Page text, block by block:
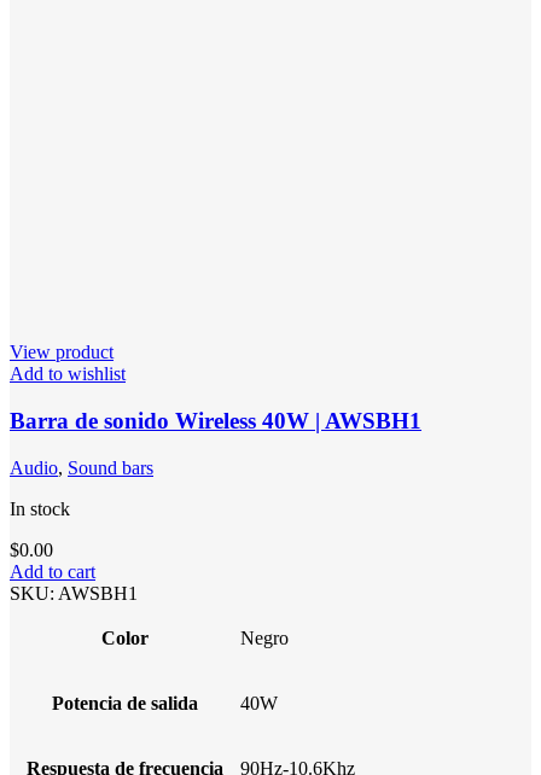
View product
Add to wishlist
Barra de sonido Wireless 40W | AWSBH1
Audio, Sound bars
In stock
$0.00
Add to cart
SKU: AWSBH1
Color Negro
Potencia de salida 40W
Respuesta de frecuencia 90Hz-10.6Khz